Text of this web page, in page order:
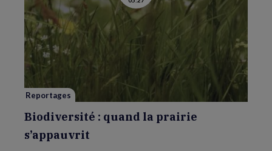
vidéo
de
Biodiversité
la
s’appauvrit
Reportages
Biodiversité : quand la prairie
s’appauvrit